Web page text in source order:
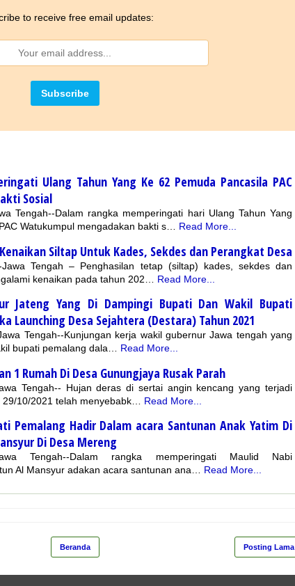
to receive free email updates:
Ulang Tahun Yang Ke 62 Pemuda Pancasila PAC
Sosial
Tengah--Dalam rangka memperingati hari Ulang Tahun Yang
Watukumpul mengadakan bakti s…
Read More...
Siltap Untuk Kades, Sekdes dan Perangkat Desa
Jawa Tengah – Penghasilan tetap (siltap) kades, sekdes dan
kenaikan pada tahun 202…
Read More...
Jateng Yang Di Dampingi Bupati Dan Wakil Bupati
Launching Desa Sejahtera (Destara) Tahun 2021
Tengah--Kunjungan kerja wakil gubernur Jawa tengah yang
bupati pemalang dala…
Read More...
1 Rumah Di Desa Gunungjaya Rusak Parah
Tengah-- Hujan deras di sertai angin kencang yang terjadi
10/2021 telah menyebabk…
Read More...
Pemalang Hadir Dalam acara Santunan Anak Yatim Di
Di Desa Mereng
Jawa Tengah--Dalam rangka memperingati Maulid Nabi
Al Mansyur adakan acara santunan ana…
Read More...
Posting Lama
Beranda